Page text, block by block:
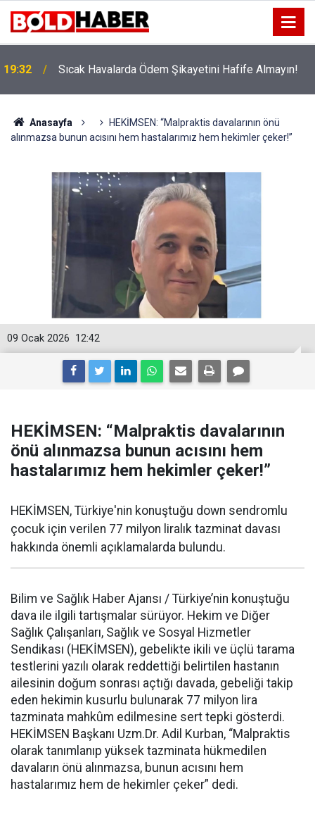
19:32 Sıcak Havalarda Ödem Şikayetini Hafife Almayın!
Anasayfa
HEKİMSEN: “Malpraktis davalarının önü
alınmazsa bunun acısını hem hastalarımız hem hekimler çeker!”
12:42
09 Ocak 2026
HEKİMSEN: “Malpraktis davalarının
önü alınmazsa bunun acısını hem
hastalarımız hem hekimler çeker!”
HEKİMSEN, Türkiye'nin konuştuğu down sendromlu
çocuk için verilen 77 milyon liralık tazminat davası
hakkında önemli açıklamalarda bulundu.
Bilim ve Sağlık Haber Ajansı / Türkiye’nin konuştuğu
dava ile ilgili tartışmalar sürüyor. Hekim ve Diğer
Sağlık Çalışanları, Sağlık ve Sosyal Hizmetler
Sendikası (HEKİMSEN ), gebelikte ikili ve üçlü tarama
testlerini yazılı olarak reddettiği belirtilen hastanın
ailesinin doğum sonrası açtığı davada, gebeliği takip
eden hekimin kusurlu bulunarak 77 milyon lira
tazminata mahkûm edilmesine sert tepki gösterdi.
HEKİMSEN Başkanı Uzm.Dr. Adil Kurban, “Malpraktis
olarak tanımlanıp yüksek tazminata hükmedilen
davaların önü alınmazsa, bunun acısını hem
hastalarımız hem de hekimler çeker” dedi.